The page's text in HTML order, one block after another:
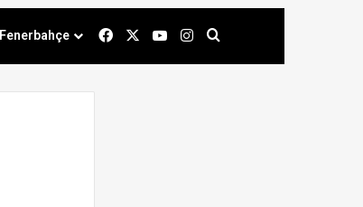
Fenerbahçe FacebookYouTubeInstagram